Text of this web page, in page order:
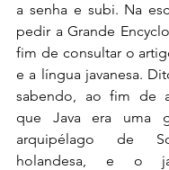
a senha e subi. Na
pedir a Grande
fim de consultar o
e a língua javanesa.
sabendo, ao fim de
que Java era uma
arquipélago de
holandesa, e o